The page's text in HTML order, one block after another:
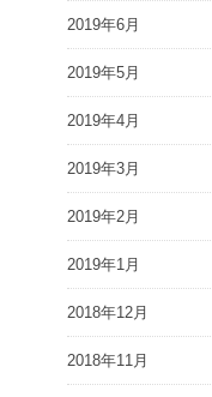
2019年6月
2019年5月
2019年4月
2019年3月
2019年2月
2019年1月
2018年12月
2018年11月